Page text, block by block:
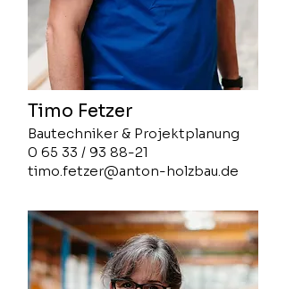
Timo Fetzer
Bautechniker & Projektplanung
0 65 33 / 93 88-21
timo.fetzer@anton-holzbau.de